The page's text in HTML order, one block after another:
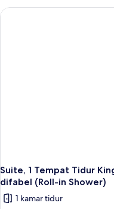
tempat
Tempat
Suite, 1 Tempat Tidur
difabel (Roll-in Shower)
1 kamar tidur